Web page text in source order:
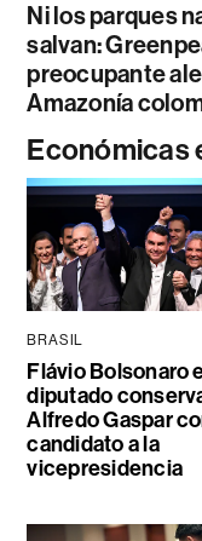
Ni los parques
salvan:
preocupante
Amazonía
Económicas
BRASIL
Flávio Bolsonaro
diputado
Alfredo Gaspar
candidato a la
vicepresidencia